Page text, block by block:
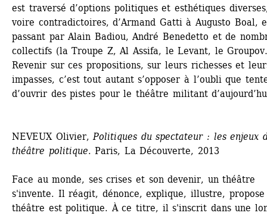
est traversé d’options politiques et esthétiques
voire contradictoires, d’Armand Gatti à Augusto Boal,
passant par Alain Badiou, André Benedetto et de
collectifs (la Troupe Z, Al Assifa, le Levant, le
Revenir sur ces propositions, sur leurs richesses et
impasses, c’est tout autant s’opposer à l’oubli que
d’ouvrir des pistes pour le théâtre militant
NEVEUX Olivier, Politiques du spectateur : les enjeux
théâtre politique. Paris, La Découverte, 2013
Face au monde, ses crises et son devenir, un théâtre
s'invente. Il réagit, dénonce, explique, illustre,
théâtre est politique. À ce titre, il s'inscrit dans une